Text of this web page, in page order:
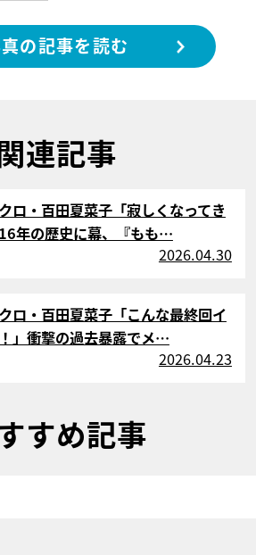
の記事を読む
連記事
ル
ロ・百田夏菜子「寂しくなってき
年の歴史に幕、『もも…
2026.04.30
ル
ロ・百田夏菜子「こんな最終回イ
」衝撃の過去暴露でメ…
2026.04.23
すめ記事